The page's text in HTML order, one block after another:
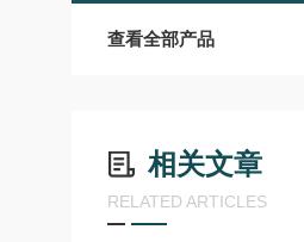
查看全部产品
相关文章
RELATED ARTICLES